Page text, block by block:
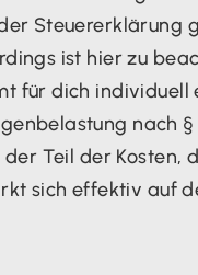
Steuererklärung
ist hier zu
für dich individuell
nach §
Teil der Kosten,
sich effektiv auf